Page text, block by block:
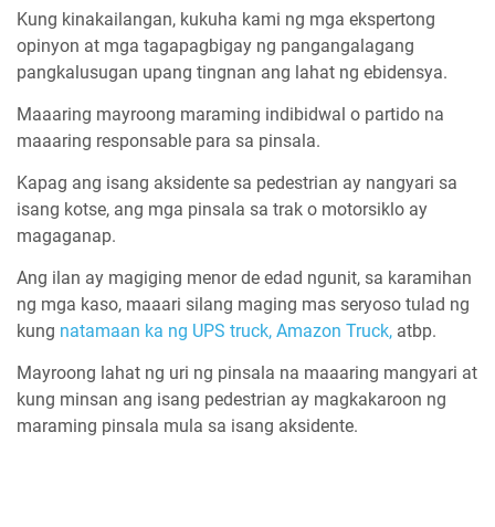
Kung kinakailangan, kukuha kami ng mga ekspertong
opinyon at mga tagapagbigay ng pangangalagang
pangkalusugan upang tingnan ang lahat ng ebidensya.
Maaaring mayroong maraming indibidwal o partido na
maaaring responsable para sa pinsala.
Kapag ang isang aksidente sa pedestrian ay nangyari sa
isang kotse, ang mga pinsala sa trak o motorsiklo ay
magaganap.
Ang ilan ay magiging menor de edad ngunit, sa karamihan
ng mga kaso, maaari silang maging mas seryoso tulad ng
kung natamaan ka ng UPS truck, Amazon Truck, atbp.
Mayroong lahat ng uri ng pinsala na maaaring mangyari at
kung minsan ang isang pedestrian ay magkakaroon ng
maraming pinsala mula sa isang aksidente.